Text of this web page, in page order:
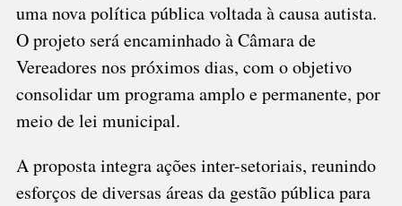
uma nova política pública voltada à causa autista.
O projeto será encaminhado à Câmara de
Vereadores nos próximos dias, com o objetivo
consolidar um programa amplo e permanente, por
meio de lei municipal.
A proposta integra ações inter-setoriais, reunindo
esforços de diversas áreas da gestão pública para